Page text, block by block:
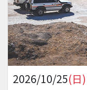
2026/10/25(日)